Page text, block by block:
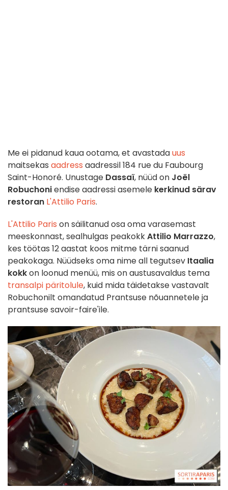
Me ei pidanud kaua ootama, et avastadauus
maitsekas aadress aadressil 184 rue du Faubourg
Saint-Honoré. Unustage Dassaï, nüüd on Joël
Robuchoniendise aadressi asemele kerkinud särav
restoran L'Attilio Paris.
L'Attilio Paris on säilitanud osa oma varasemast
meeskonnast, sealhulgas peakokkAttilio Marrazzo,
kes töötas 12 aastat koos mitme tärni saanud
peakokaga. Nüüdseks oma nime all tegutsev Itaalia
kokkon loonud menüü, mis on austusavaldus tema
transalpi päritolule, kuid mida täidetakse vastavalt
Robuchonilt omandatud Prantsuse nõuannetele ja
prantsuse savoir-faire'ile.